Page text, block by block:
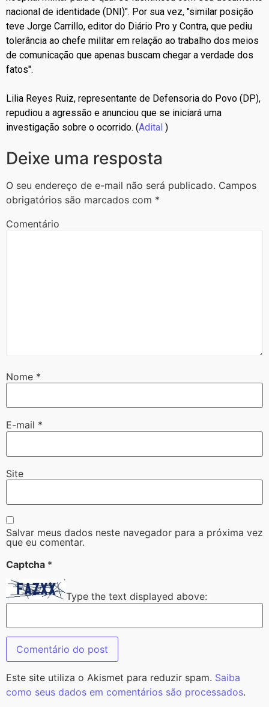
nacional de identidade (DNI)". Por sua vez, "similar posição
teve Jorge Carrillo, editor do Diário Pro y Contra, que pediu
tolerância ao chefe militar em relação ao trabalho dos meios
de comunicação que apenas buscam chegar a verdade dos
fatos".
Lilia Reyes Ruiz, representante de Defensoria do Povo (DP),
repudiou a agressão e anunciou que se iniciará uma
investigação sobre o ocorrido. (Adital )
Deixe uma resposta
O seu endereço de e-mail não será publicado. Campos
obrigatórios são marcados com *
Comentário
Nome *
E-mail *
Site
Salvar meus dados neste navegador para a próxima vez
que eu comentar.
Captcha *
Type the text displayed above:
Este site utiliza o Akismet para reduzir spam. Saiba
como seus dados em comentários são processados.